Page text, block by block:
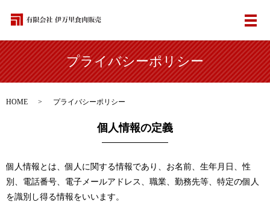
メ
プライバシーポリシー
HOME プライバシーポリシー
個人情報の定義
個人情報とは、個人に関する情報であり、お名前、生年月日、性
別、電話番号、電子メールアドレス、職業、勤務先等、特定の個人
を識別し得る情報をいいます。